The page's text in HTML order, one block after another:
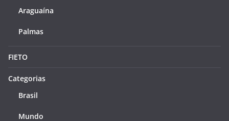
Araguaína
Palmas
FIETO
Categorias
Brasil
Mundo